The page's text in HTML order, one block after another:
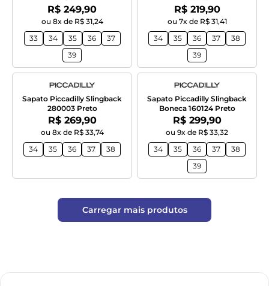
Por:
R$ 249,90
ou 8x de R$ 31,24
33
34 35 36
37
39
Por:
R$ 219,90
ou 7x de R$ 31,41
34
35 36 37
38
39
Sapato Piccadilly Slingback
280003 Preto
Por:
R$ 269,90
ou 8x de R$ 33,74
34
35 36 37 38
Sapato Piccadilly Slingback
Boneca 160124 Preto
Por:
R$ 299,90
ou 9x de R$ 33,32
34
35 36 37
38
39
Carregar mais produtos